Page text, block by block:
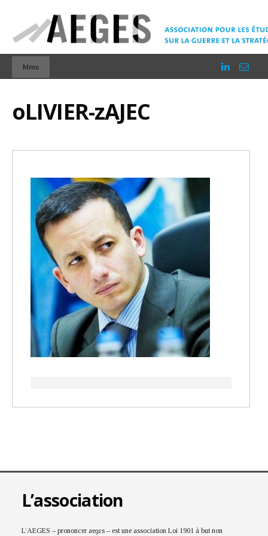
Menu
oLIVIER-zAJEC
L’association
L’AEGES – prononcer aeɡɛs – est une association Loi 1901 à but non